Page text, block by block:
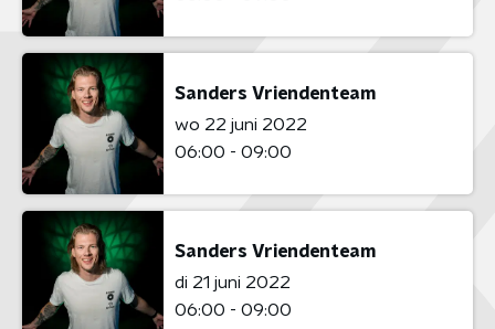
Sanders Vriendenteam
wo 22 juni 2022
06:00 - 09:00
Sanders Vriendenteam
di 21 juni 2022
06:00 - 09:00